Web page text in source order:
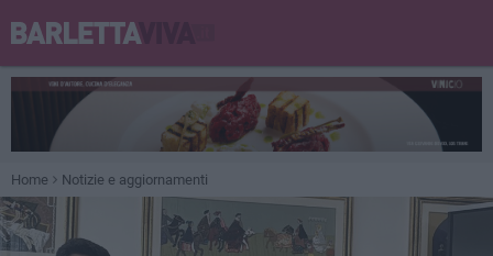
Home Notizie e aggiornamenti